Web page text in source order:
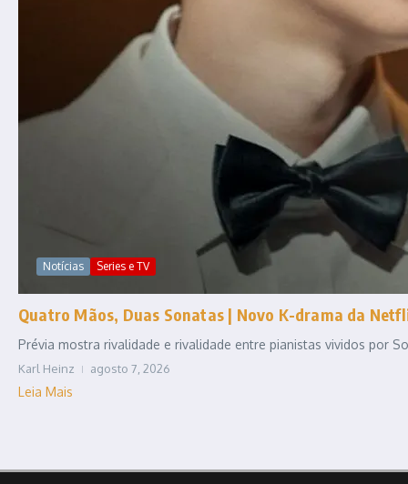
Notícias Series e TV
Quatro Mãos, Duas Sonatas | Novo K-drama da
Prévia mostra rivalidade e rivalidade entre pianistas vividos por
Karl Heinz agosto 7, 2026
Leia Mais